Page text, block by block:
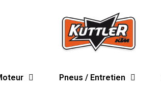
Pneus / Entretien